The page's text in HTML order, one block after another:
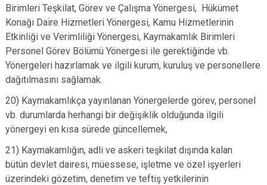
Birimleri Teşkilat, Görev ve Çalışma Yönergesi, Hükümet
Konağı Daire Hizmetleri Yönergesi, Kamu Hizmetlerinin
Etkinliği ve Verimliliği Yönergesi, Kaymakamlık Birimleri
Personel Görev Bölümü Yönergesi ile gerektiğinde vb.
Yönergeleri hazırlamak ve ilgili kurum, kuruluş ve personellere
dağıtılmasını sağlamak.
20) Kaymakamlıkça yayınlanan Yönergelerde görev, personel
vb. durumlarda herhangi bir değişiklik olduğunda ilgili
yönergeyi en kısa sürede güncellemek,
21) Kaymakamlığın, adli ve askeri teşkilat dışında kalan
bütün devlet dairesi, müessese, işletme ve özel işyerleri
üzerindeki gözetim, denetim ve teftiş yetkilerinin